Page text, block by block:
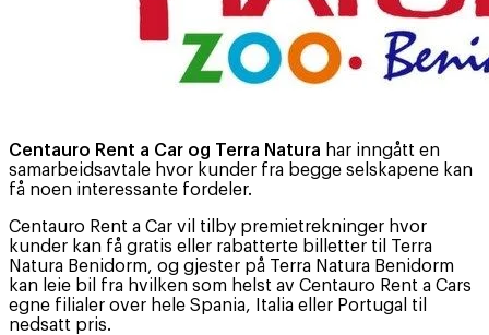
Centauro Rent a Car og Terra Natura har inngått en
samarbeidsavtale hvor kunder fra begge selskapene kan
få noen interessante fordeler.
Centauro Rent a Car vil tilby premietrekninger hvor
kunder kan få gratis eller rabatterte billetter til Terra
Natura Benidorm, og gjester på Terra Natura Benidorm
kan leie bil fra hvilken som helst av Centauro Rent a Cars
egne filialer over hele Spania, Italia eller Portugal til
nedsatt pris.